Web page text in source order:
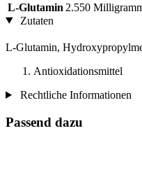
L-Glutamin 2.550
Zutaten
L-Glutamin,
Antioxidationsmittel
Rechtliche Informationen
Passend dazu